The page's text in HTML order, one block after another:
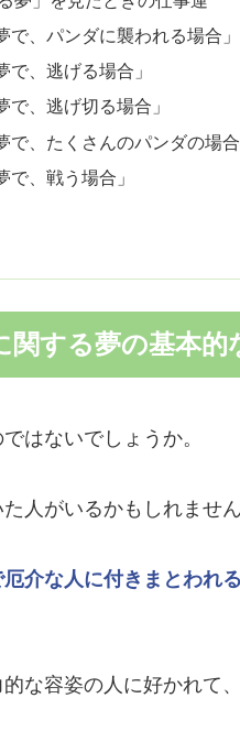
、パンダに襲われる場合」
、逃げる場合」
、逃げ切る場合」
、たくさんのパンダの場合
、戦う場合」
する夢の基本的
はないでしょうか。
人がいるかもしれません
介な人に付きまとわれる
な容姿の人に好かれて